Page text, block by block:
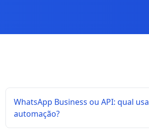
WhatsApp Business ou API: qual
automação?